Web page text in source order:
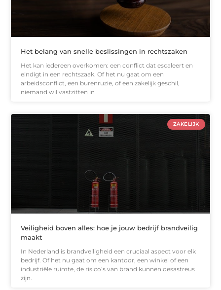
Het belang van snelle beslissingen in rechtszaken
Het kan iedereen overkomen: een conflict dat escaleert en
eindigt in een rechtszaak. Of het nu gaat om een
arbeidsconflict, een burenruzie, of een zakelijk geschil,
niemand wil vastzitten in
ZAKELIJK
Veiligheid boven alles: hoe je jouw bedrijf brandveilig
maakt
In Nederland is brandveiligheid een cruciaal aspect voor elk
bedrijf. Of het nu gaat om een kantoor, een winkel of een
industriële ruimte, de risico’s van brand kunnen desastreus
zijn.